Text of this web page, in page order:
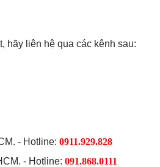
hãy liên hệ qua các kênh sau:
- Hotline: 0911.929.828
- Hotline: 091.868.0111